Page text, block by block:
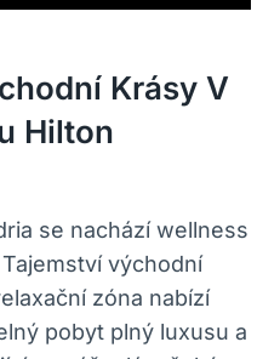
Krásy V
Hilton
se nachází wellness
východní
zóna nabízí
pobyt plný luxusu a